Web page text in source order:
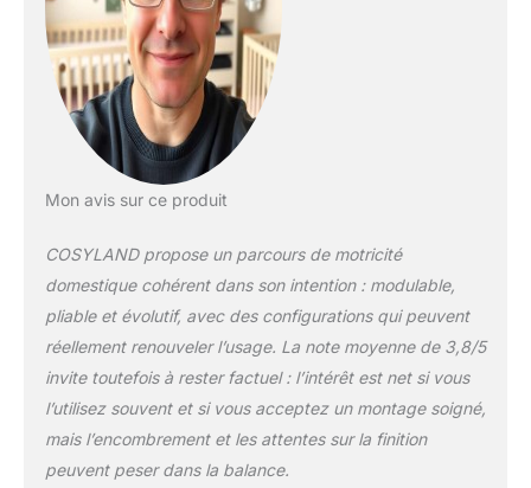
inclus, livré dans une
boîte cadeau colorée
exclusive, pour un
apprentissage
ludique
contre un mur, idéal
espaces sans
compromettre
l’expérience de jeu
Bois de hêtre massif :
odeur, durable et
sans risque
d’échardes. Supporte
Mon avis sur ce produit
COSYLAND propose un parcours de motricité
domestique cohérent dans son intention : modulable,
pliable et évolutif, avec des configurations qui peuvent
réellement renouveler l’usage. La note moyenne de 3,8/5
invite toutefois à rester factuel : l’intérêt est net si vous
l’utilisez souvent et si vous acceptez un montage soigné,
mais l’encombrement et les attentes sur la finition
peuvent peser dans la balance.